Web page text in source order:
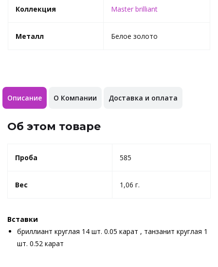
Коллекция Master brilliant
Металл Белое золото
Описание О Компании Доставка и оплата
Об этом товаре
Проба 585
Вес 1,06 г.
Вставки
бриллиант круглая 14 шт. 0.05 карат , танзанит круглая 1
шт. 0.52 карат